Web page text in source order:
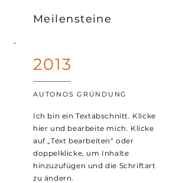
Meilensteine
2013
AUTONOS GRÜNDUNG
Ich bin ein Textabschnitt. Klicke
hier und bearbeite mich. Klicke
auf „Text bearbeiten“ oder
doppelklicke, um Inhalte
hinzuzufügen und die Schriftart
zu ändern.